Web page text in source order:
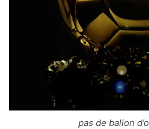
pas de ballon